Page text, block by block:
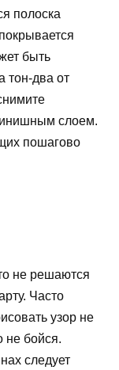
полоска
быть
тон-два от
слоем.
пошагово
не решаются
Часто
узор не
не бойся.
следует